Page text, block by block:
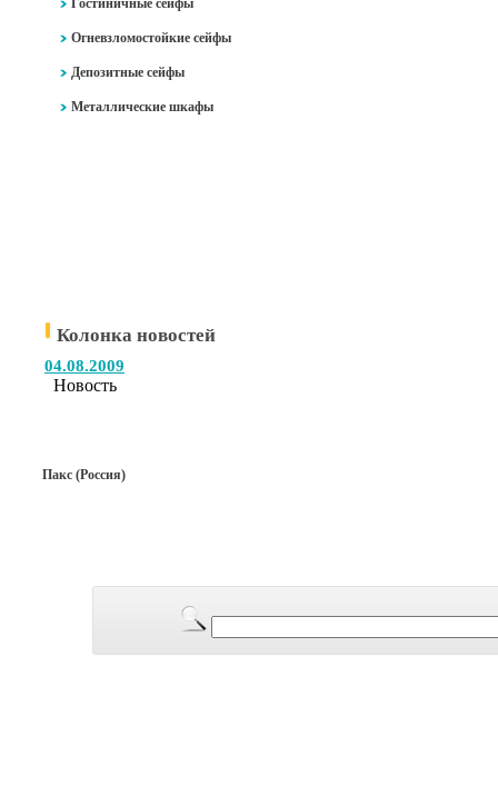
Гостиничные сейфы
Огневзломостойкие сейфы
Депозитные сейфы
Металлические шкафы
Колонка новостей
04.08.2009
Новость
Пакс (Россия)